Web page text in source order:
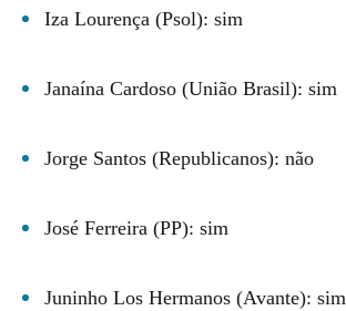
Iza Lourença (Psol): sim
Janaína Cardoso (União Brasil): sim
Jorge Santos (Republicanos): não
José Ferreira (PP): sim
Juninho Los Hermanos (Avante): sim